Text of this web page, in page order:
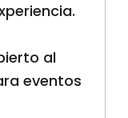
al
eventos